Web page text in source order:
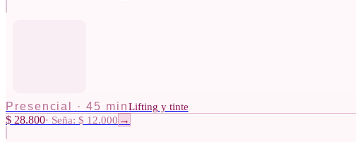
Presencial · 45 minLifting y tinte
$ 28.800· Seña: $ 12.000 →